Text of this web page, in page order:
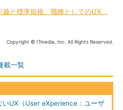
義と標準規格、職種としてのUX、
Copyright © ITmedia, Inc. All Rights Reserved.
載一覧
いUX（User eXperience：ユーザ